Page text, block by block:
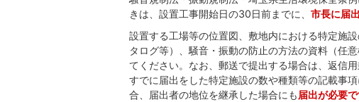
きは、設置工事開始日の30日前までに、 市長に届
設置する工場等の位置図、敷地内における特定施
タログ等）、騒音・振動の防止の方法の資料（任
てください。なお、郵送で提出する場合は、返信
すでに届出をした特定施設の数や種類等の記載事
合、届出者の地位を継承した場合にも届出が必要で